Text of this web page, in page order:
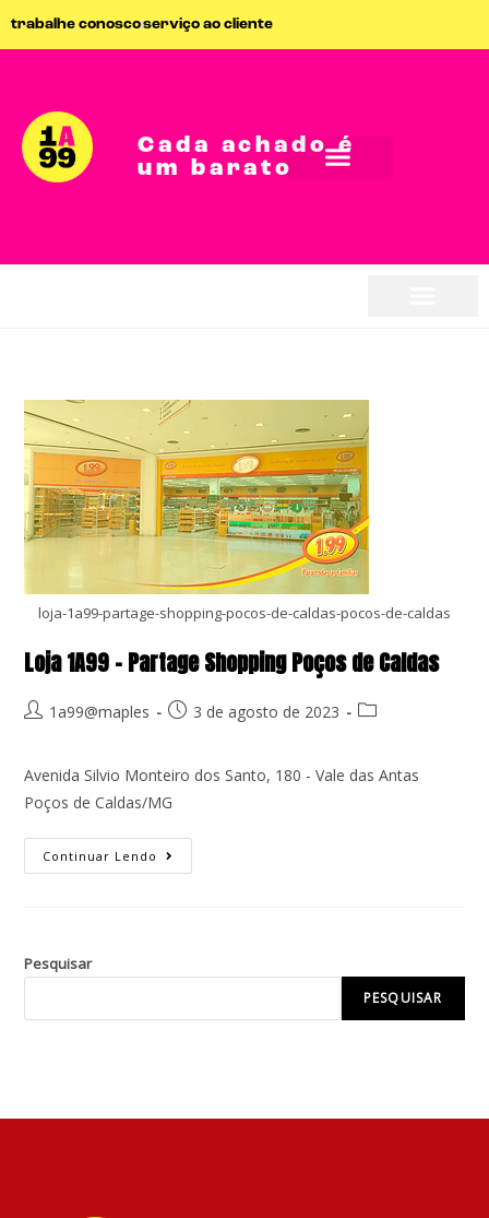
trabalhe conoscoserviço ao cliente
Cada achado é
um barato
loja-1a99-partage-shopping-pocos-de-caldas-pocos-de-caldas
Loja 1A99 – Partage Shopping Poços de Caldas
1a99@maples 3 de agosto de 2023
Avenida Silvio Monteiro dos Santo, 180 - Vale das Antas
Poços de Caldas/MG
Continuar Lendo
Pesquisar
PESQUISAR